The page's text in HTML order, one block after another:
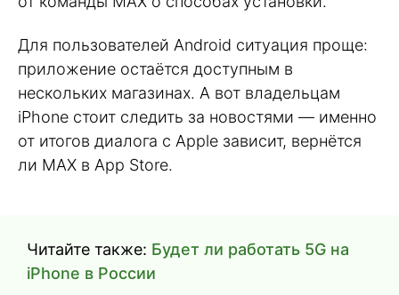
Для пользователей Android ситуация проще:
приложение остаётся доступным в
нескольких магазинах. А вот владельцам
iPhone стоит следить за новостями — именно
от итогов диалога с Apple зависит, вернётся
ли MAX в App Store.
Читайте также: Будет ли работать 5G на
iPhone в России